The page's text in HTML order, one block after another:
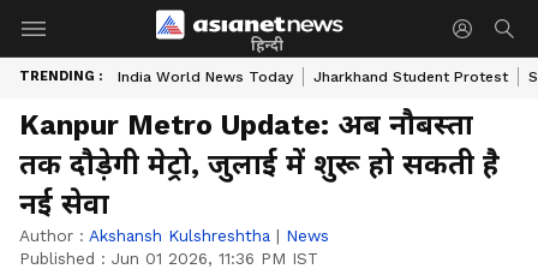
हिन्दी
TRENDING : India World News Today Jharkhand Student Protest
Kanpur Metro Update: अब नौबस्ता
तक दौड़ेगी मेट्रो, जुलाई में शुरू हो सकती है
नई सेवा
Author : Akshansh Kulshreshtha | News
Published : Jun 01 2026, 11:36 PM IST